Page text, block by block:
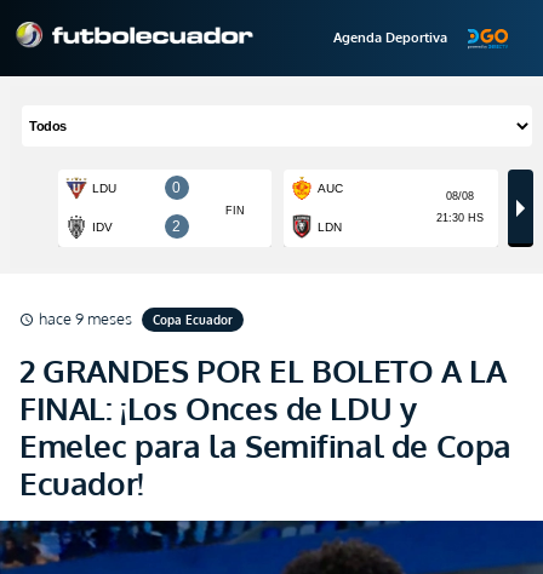
Agenda Deportiva
schedule hace 9 meses Copa Ecuador
2 GRANDES POR EL BOLETO A LA
FINAL: ¡Los Onces de LDU y
Emelec para la Semifinal de Copa
Ecuador!